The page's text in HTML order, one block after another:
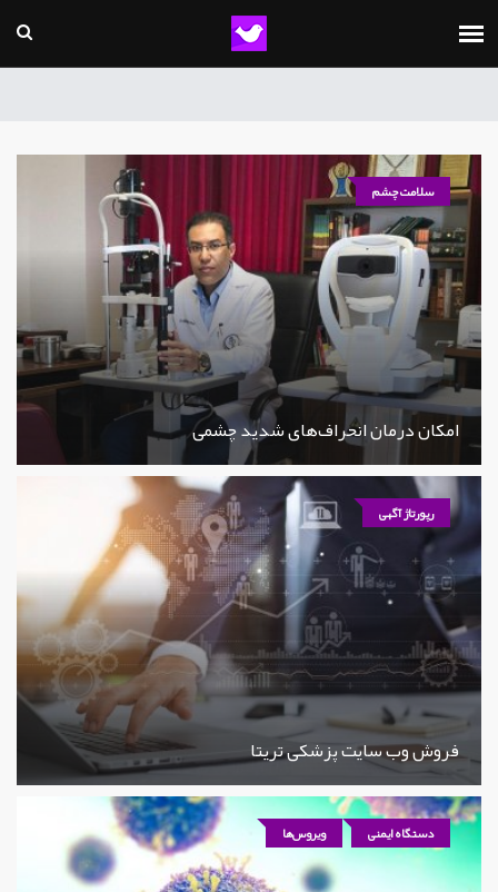
سلامت چشم
امکان درمان انحراف‌های شدید چشمی
رپورتاژ آگهی
فروش وب سایت پزشکی تریتا
دستگاه ایمنی ویروس‌ها